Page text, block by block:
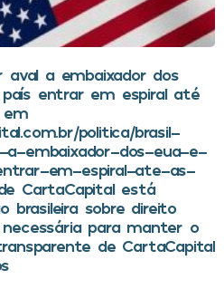
aval a embaixador dos
entrar em espiral até
em
politica/brasil-
a-embaixador-dos-eua-e-
em-espiral-ate-as-
CartaCapital está
brasileira sobre direito
para manter o
de CartaCapital